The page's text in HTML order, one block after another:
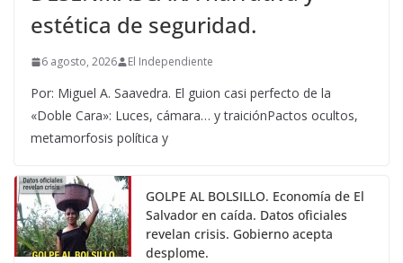
estética de seguridad.
6 agosto, 2026 El Independiente
Por: Miguel A. Saavedra. El guion casi perfecto de la
«Doble Cara»: Luces, cámara… y traiciónPactos ocultos,
metamorfosis política y
GOLPE AL BOLSILLO. Economía de El
Salvador en caída. Datos oficiales
revelan crisis. Gobierno acepta
desplome.